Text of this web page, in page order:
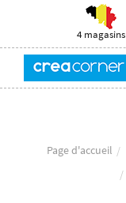
4 magasins
Page d'accueil